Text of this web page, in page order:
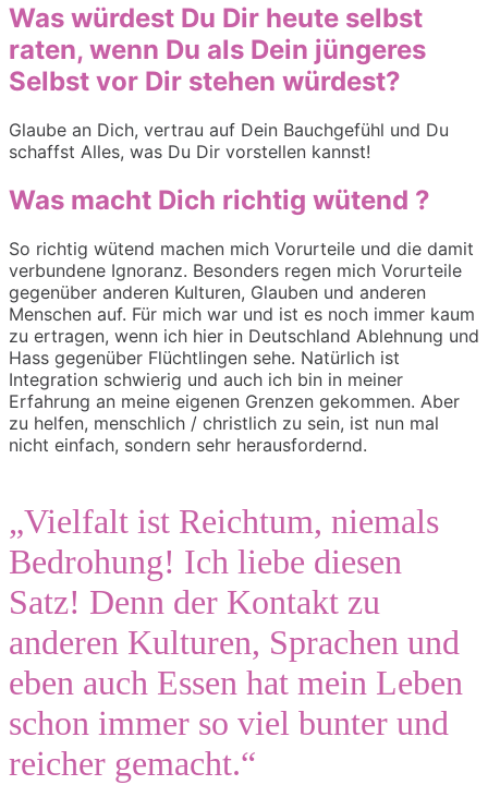
Was würdest Du Dir heute selbst
raten, wenn Du als Dein jüngeres
Selbst vor Dir stehen würdest?
Glaube an Dich, vertrau auf Dein Bauchgefühl und Du
schaffst Alles, was Du Dir vorstellen kannst!
Was macht Dich richtig wütend ?
So richtig wütend machen mich Vorurteile und die damit
verbundene Ignoranz. Besonders regen mich Vorurteile
gegenüber anderen Kulturen, Glauben und anderen
Menschen auf. Für mich war und ist es noch immer kaum
zu ertragen, wenn ich hier in Deutschland Ablehnung und
Hass gegenüber Flüchtlingen sehe. Natürlich ist
Integration schwierig und auch ich bin in meiner
Erfahrung an meine eigenen Grenzen gekommen. Aber
zu helfen, menschlich / christlich zu sein, ist nun mal
nicht einfach, sondern sehr herausfordernd.
„Vielfalt ist Reichtum, niemals
Bedrohung! Ich liebe diesen
Satz! Denn der Kontakt zu
anderen Kulturen, Sprachen und
eben auch Essen hat mein Leben
schon immer so viel bunter und
reicher gemacht.“